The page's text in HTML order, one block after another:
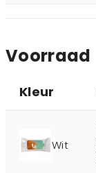
Voorraad
Kleur
Wit